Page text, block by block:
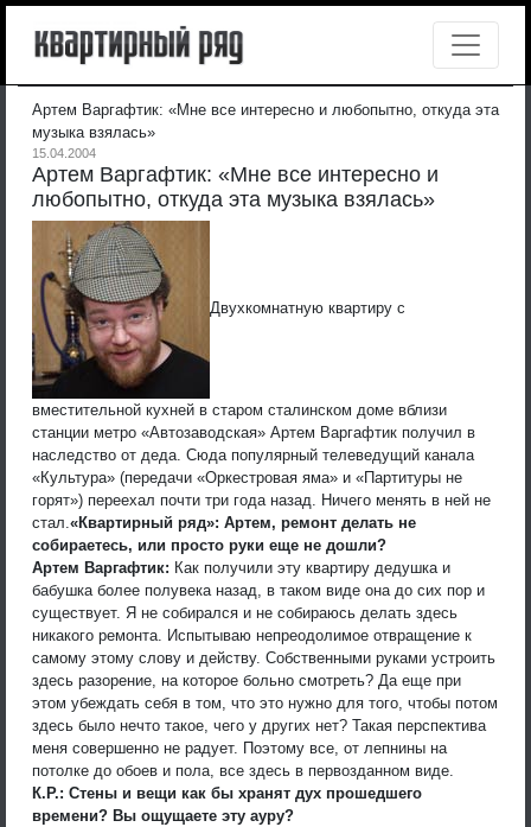
Артем Варгафтик: «Мне все интересно и любопытно, откуда эта
музыка взялась»
15.04.2004
Артем Варгафтик: «Мне все интересно и
любопытно, откуда эта музыка взялась»
Двухкомнатную квартиру с
вместительной кухней в старом сталинском доме вблизи
станции метро «Автозаводская» Артем Варгафтик получил в
наследство от деда. Сюда популярный телеведущий канала
«Культура» (передачи «Оркестровая яма» и «Партитуры не
горят») переехал почти три года назад. Ничего менять в ней не
стал. «Квартирный ряд»: Артем, ремонт делать не
собираетесь, или просто руки еще не дошли?
Артем Варгафтик: Как получили эту квартиру дедушка и
бабушка более полувека назад, в таком виде она до сих пор и
существует. Я не собирался и не собираюсь делать здесь
никакого ремонта. Испытываю непреодолимое отвращение к
самому этому слову и действу. Собственными руками устроить
здесь разорение, на которое больно смотреть? Да еще при
этом убеждать себя в том, что это нужно для того, чтобы потом
здесь было нечто такое, чего у других нет? Такая перспектива
меня совершенно не радует. Поэтому все, от лепнины на
потолке до обоев и пола, все здесь в первозданном виде.
К.Р.: Стены и вещи как бы хранят дух прошедшего
времени? Вы ощущаете эту ауру?